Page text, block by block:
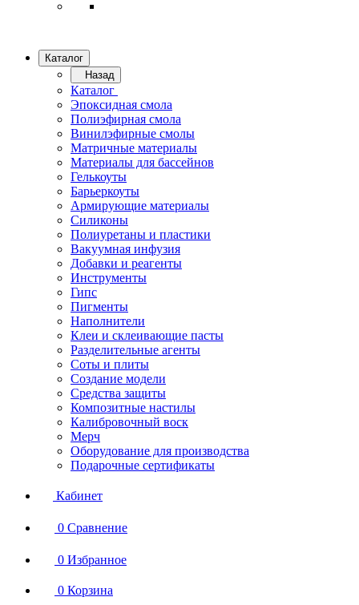
Каталог
Назад
Каталог
Эпоксидная смола
Полиэфирная смола
Винилэфирные смолы
Матричные материалы
Материалы для бассейнов
Гелькоуты
Барьеркоуты
Армирующие материалы
Силиконы
Полиуретаны и пластики
Вакуумная инфузия
Добавки и реагенты
Инструменты
Гипс
Пигменты
Наполнители
Клеи и склеивающие пасты
Разделительные агенты
Соты и плиты
Создание модели
Средства защиты
Композитные настилы
Калибровочный воск
Мерч
Оборудование для производства
Подарочные сертификаты
Кабинет
0 Сравнение
0 Избранное
0 Корзина